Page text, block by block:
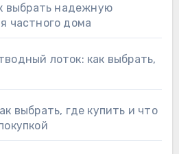
выбрать надежную
частного дома
лоток: как выбрать,
выбрать, где купить и что